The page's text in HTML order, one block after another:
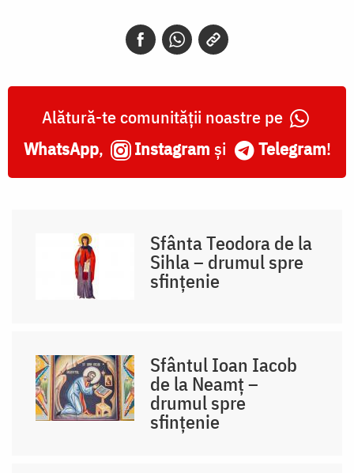
Alătură-te comunității noastre pe
WhatsApp, Instagram și Telegram!
Sfânta Teodora de la
Sihla – drumul spre
sfințenie
Sfântul Ioan Iacob
de la Neamț –
drumul spre
sfințenie